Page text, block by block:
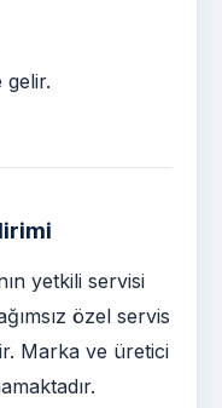
gelir.
yetkili servisi
özel servis
Marka ve üretici